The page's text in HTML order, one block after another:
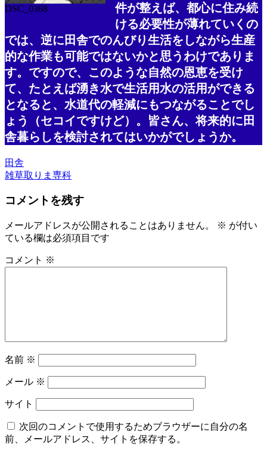
DSC_0368
件が整えば、都心に住み続
ける必要性が薄れていくの
では、逆に田舎でのんびり生活をしながら生産
的な作業も可能ではないかと思うわけでありま
す。ですので、このような自然の恩恵を受け
て、たとえば湧き水で生活用水の活用ができる
となると、水道代の軽減にもつながることでし
ょう（セコイですけど）。皆さん、将来的に田
舎暮らしを検討されてはいかがでしょうか。
田舎
投
稿
ビ
ゲ
次
投
雑草取りま専科
コメントを残す
メールアドレスが公開されることはありません。 ※ が付い
ている欄は必須項目です
コメント ※
名前 ※
メール ※
サイト
次回のコメントで使用するためブラウザーに自分の名
前、メールアドレス、サイトを保存する。